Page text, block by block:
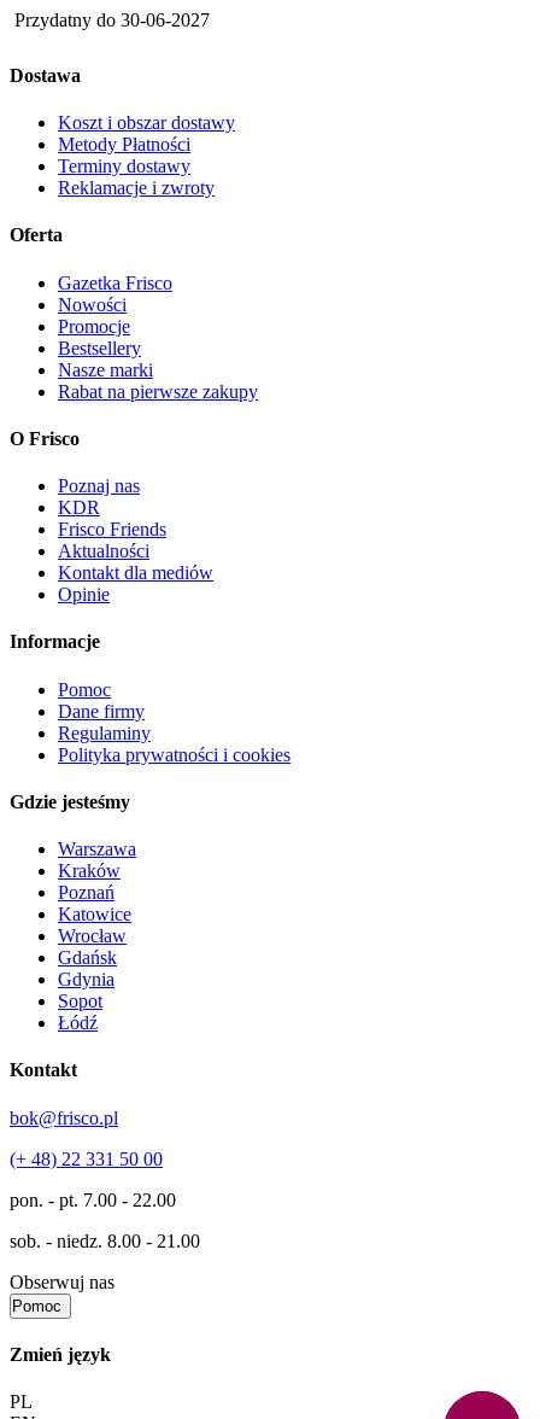
Przydatny do 30-06-2027
Dostawa
Koszt i obszar dostawy
Metody Płatności
Terminy dostawy
Reklamacje i zwroty
Oferta
Gazetka Frisco
Nowości
Promocje
Bestsellery
Nasze marki
Rabat na pierwsze zakupy
O Frisco
Poznaj nas
KDR
Frisco Friends
Aktualności
Kontakt dla mediów
Opinie
Informacje
Pomoc
Dane firmy
Regulaminy
Polityka prywatności i cookies
Gdzie jesteśmy
Warszawa
Kraków
Poznań
Katowice
Wrocław
Gdańsk
Gdynia
Sopot
Łódź
Kontakt
bok@frisco.pl
(+ 48) 22 331 50 00
pon. - pt. 7.00 - 22.00
sob. - niedz. 8.00 - 21.00
Obserwuj nas
Pomoc
Zmień język
PL